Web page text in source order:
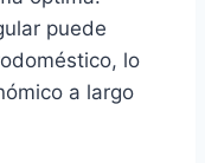
puede
lo
a largo